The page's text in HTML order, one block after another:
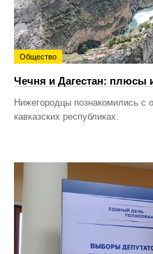
Общество
Чечня и Дагестан: плюсы
Нижегородцы познакомились с
кавказских республиках.